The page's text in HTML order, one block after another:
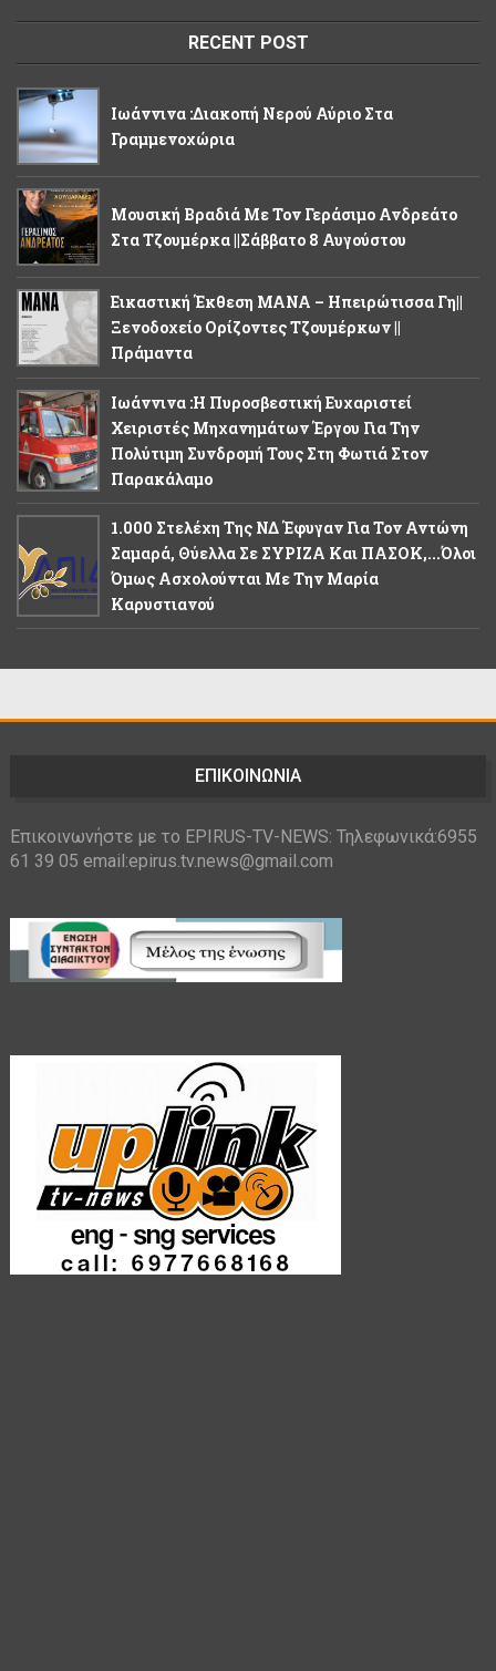
RECENT POST
Ιωάννινα :Διακοπή Νερού Αύριο Στα
Γραμμενοχώρια
Μουσική Βραδιά Με Τον Γεράσιμο Ανδρεάτο
Στα Τζουμέρκα ||Σάββατο 8 Αυγούστου
Εικαστική Έκθεση ΜΑΝΑ – Ηπειρώτισσα Γη||
Ξενοδοχείο Ορίζοντες Τζουμέρκων ||
Πράμαντα
Ιωάννινα :Η Πυροσβεστική Ευχαριστεί
Χειριστές Μηχανημάτων Έργου Για Την
Πολύτιμη Συνδρομή Τους Στη Φωτιά Στον
Παρακάλαμο
1.000 Στελέχη Της ΝΔ Έφυγαν Για Τον Αντώνη
Σαμαρά, Θύελλα Σε ΣΥΡΙΖΑ Και ΠΑΣΟΚ,...όλοι
Όμως Ασχολούνται Με Την Μαρία
Καρυστιανού
ΕΠΙΚΟΙΝΩΝΙΑ
Επικοινωνήστε με το EPIRUS-TV-NEWS: Τηλεφωνικά:6955
61 39 05 email:epirus.tv.news@gmail.com